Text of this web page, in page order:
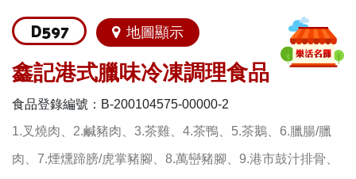
D597 地圖顯示
鑫記港式臘味冷凍調理食品
食品登錄編號：B-200104575-00000-2
1.叉燒肉、2.鹹豬肉、3.茶雞、4.茶鴨、5.茶鵝、6.臘腸/臘
肉、7.煙燻蹄膀/虎掌豬腳、8.萬巒豬腳、9.港市鼓汁排骨、